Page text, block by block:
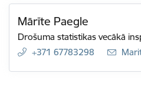
Mārīte Paegle
Drošuma statistikas vecākā
+371 67783298
E-